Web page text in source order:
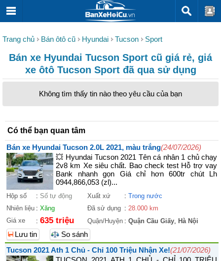
Trang chủ Bán ôtô cũ Hyundai Tucson Sport
Bán xe Hyundai Tucson Sport cũ giá rẻ, giá
xe ôtô Tucson Sport đã qua sử dụng
Không tìm thấy tin nào theo yêu cầu của bạn
Có thể bạn quan tâm
Bán xe Hyundai Tucson 2.0L 2021, màu trắng(24/07/2026)
💥 Hyundai Tucson 2021 Tên cá nhân 1 chủ chạy
2v8 km Xe siêu chất. Bao check test Hỗ trợ vay
Bank nhanh gọn Giá chỉ hơn 600tr chút Lh
0944,866,053 (zl)...
Hộp số : Số tự động Xuất xứ : Trong nước
Nhiên liệu : Xăng Đã sử dụng : 28.000 km
Giá xe
: 635 triệu Quận/Huyện : Quận Cầu Giấy, Hà Nội
Lưu tin
So sánh
Tucson 2021 Ath 1 Chủ - Chỉ 100 Triệu Nhận Xe!(21/07/2026)